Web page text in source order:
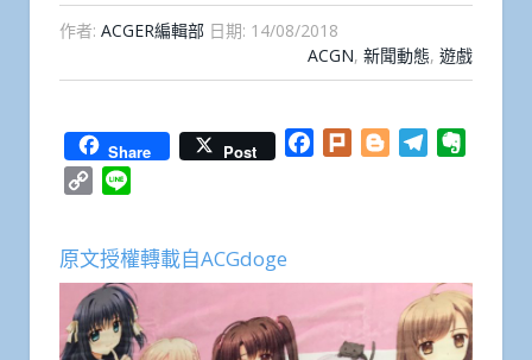
作者: ACGER編輯部 日期: 14/08/2018
ACGN, 新聞動態, 遊戲
Share Post Facebook
Plurk BloggerTelegram
Copy
原文授權轉載自ACGdoge